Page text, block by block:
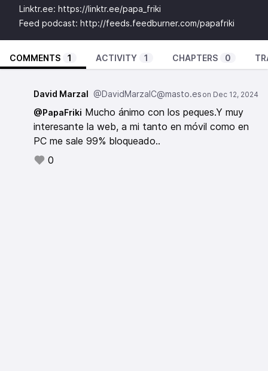
Linktr.ee: https://linktr.ee/papa_friki
Feed podcast: http://feeds.feedburner.com/papafriki
COMMENTS 1 ACTIVITY 1 CHAPTERS 0
David Marzal @DavidMarzalC@masto.es
@PapaFriki Mucho ánimo con los peques.Y muy
interesante la web, a mi tanto en móvil como en
PC me sale 99% bloqueado..
0